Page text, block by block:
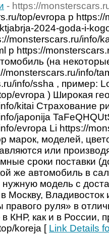
- https://
top/evropa р
2024-goda-i-
monsterscars.ru/info/
р https://
(на
monsterscars.ru/info/
info/ssha , пример:
evropa ) Широкая
kitai Страхование
japonija
evropa Li https://
марок, моделей,
или
сроки поставки
же автомобиль в
нужную модель с
в Москву,
правого руля» в
КНР, как и в России,
koreja [ Link Details